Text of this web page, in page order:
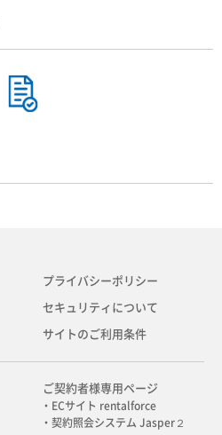
プライバシーポリシー
セキュリティについて
サイトのご利用条件
ご契約者様専用ページ
・ECサイト rentalforce
・契約照会システム Jasper２